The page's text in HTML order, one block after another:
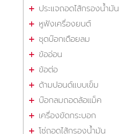
ประแจถอดไส้กรองน้ำมัน
หูฟังเครื่องยนต์
ชุดบ๊อกเดือยลม
ข้ออ่อน
ข้อต่อ
ด้ามปอนด์แบบเข็ม
บ๊อกลมถอดล้อแม็ค
เครื่องขัดกระบอก
โซ่ถอดไส้กรองน้ำมัน